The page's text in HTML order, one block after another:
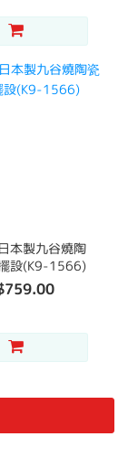
本製九谷燒陶
設(K9-1566)